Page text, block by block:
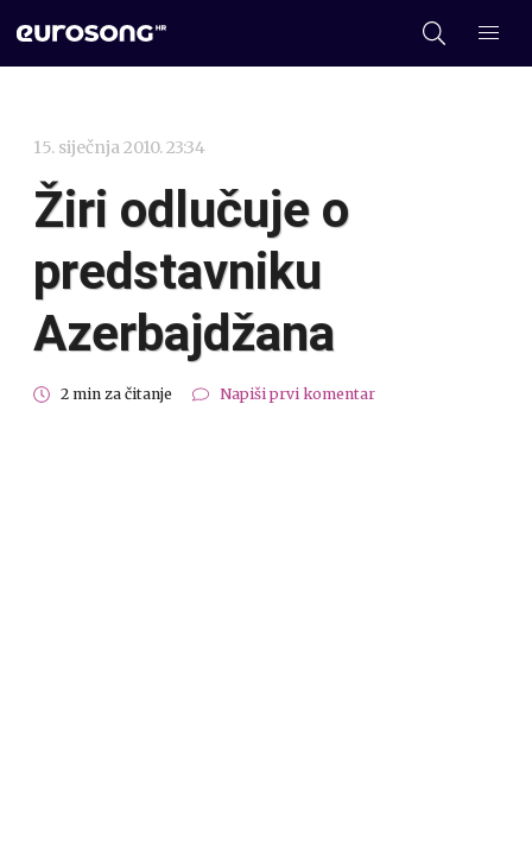
15. siječnja 2010. 23:34
Žiri odlučuje o
predstavniku
Azerbajdžana
2 min za čitanje Napiši prvi komentar